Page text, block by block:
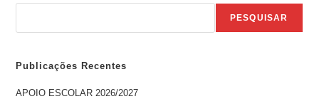
PESQUISAR
Publicações Recentes
APOIO ESCOLAR 2026/2027